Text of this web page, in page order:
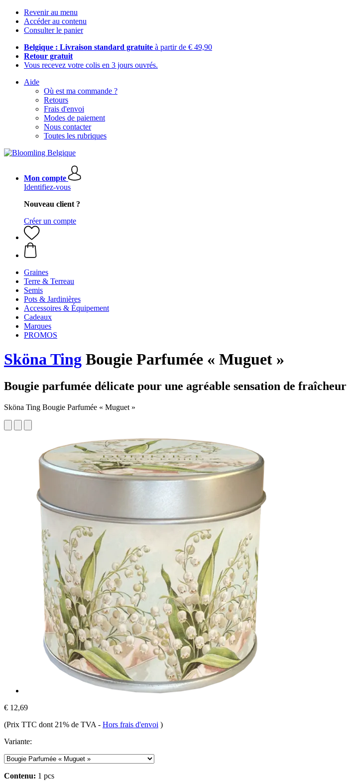
Revenir au menu
Accéder au contenu
Consulter le panier
Belgique : Livraison standard gratuite à partir de € 49,90
Retour gratuit
Vous recevez votre colis en 3 jours ouvrés.
Aide
Où est ma commande ?
Retours
Frais d'envoi
Modes de paiement
Nous contacter
Toutes les rubriques
Mon compte
Identifiez-vous
Nouveau client ?
Créer un compte
Graines
Terre & Terreau
Semis
Pots & Jardinières
Accessoires & Équipement
Cadeaux
Marques
PROMOS
Sköna Ting Bougie Parfumée « Muguet »
Bougie parfumée délicate pour une agréable sensation de fraîcheur
Sköna Ting Bougie Parfumée « Muguet »
€ 12,69
(Prix TTC dont 21% de TVA - Hors frais d'envoi )
Variante:
Contenu: 1 pcs